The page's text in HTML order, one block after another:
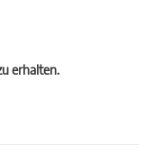
erhalten.